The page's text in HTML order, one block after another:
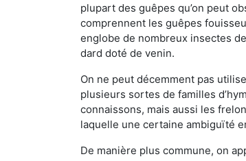
plupart des guêpes qu’on peut
comprennent les guêpes
englobe de nombreux insectes
dard doté de venin.
On ne peut décemment pas
plusieurs sortes de familles
connaissons, mais aussi les
laquelle une certaine ambiguïté
De manière plus commune, on